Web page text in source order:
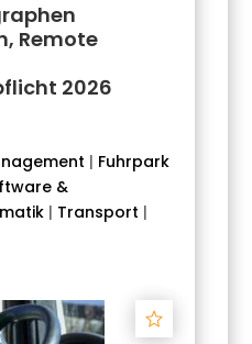
Remote
2026
| Fuhrpark
&
| Transport |
Track